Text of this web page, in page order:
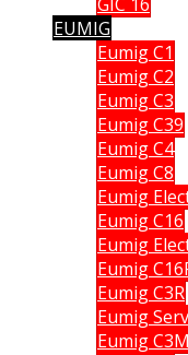
EUMIG
Eumig C1
Eumig C2
Eumig C3
Eumig C39
Eumig C4
Eumig C8
Eumig
Eumig C16
Eumig
Eumig
Eumig C3R
Eumig
Eumig C3M